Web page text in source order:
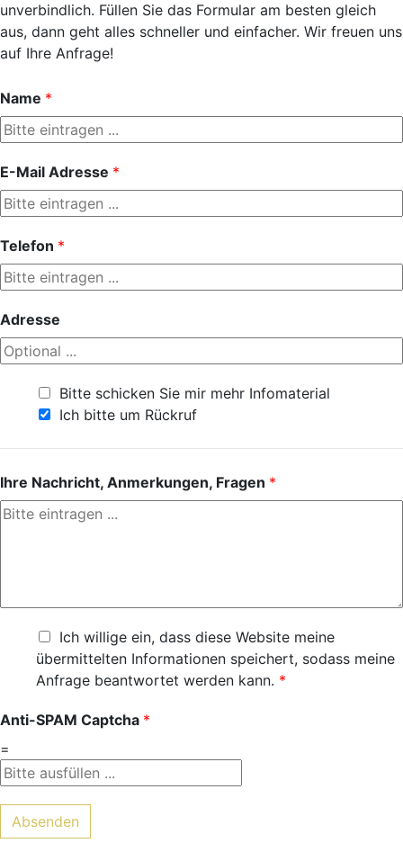
unverbindlich. Füllen Sie das Formular am besten gleich
aus, dann geht alles schneller und einfacher. Wir freuen uns
auf Ihre Anfrage!
Name *
E-Mail Adresse *
Telefon *
Adresse
Bitte schicken Sie mir mehr Infomaterial
Ich bitte um Rückruf
Ihre Nachricht, Anmerkungen, Fragen *
Ich willige ein, dass diese Website meine
übermittelten Informationen speichert, sodass meine
Anfrage beantwortet werden kann. *
Anti-SPAM Captcha *
=
Absenden